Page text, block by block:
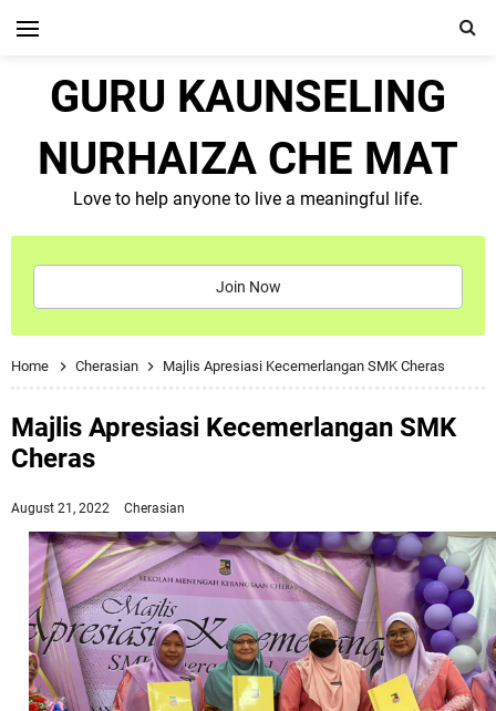
GURU KAUNSELING
NURHAIZA CHE MAT
Love to help anyone to live a meaningful life.
Join Now
Home Cherasian Majlis Apresiasi Kecemerlangan SMK Cheras
Majlis Apresiasi Kecemerlangan SMK
Cheras
August 21, 2022 Cherasian